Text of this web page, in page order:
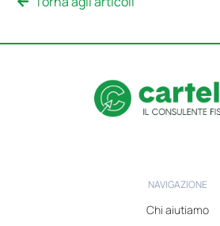
NAVIGAZIONE
Chi aiutiamo